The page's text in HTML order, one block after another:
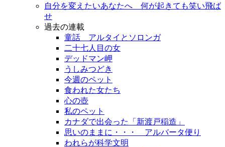
自分を変えたいあなたへ 何が起きても笑い飛ば
せ
過去の連載
童話 アルタイとソロンガ
二十七人目の女
デッドマン岬
うしみつどき
今週のペット
食われた女たち
心の壺
私のペット
カナダで出会った「新渡戸稲造」
思いのままに・・・ アルバータ便り
われらが科学文明